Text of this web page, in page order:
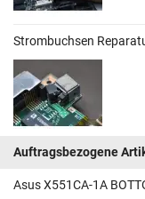
Strombuchsen
Auftragsbezogene
Asus X551CA-1A